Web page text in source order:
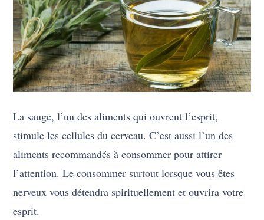
La sauge, l’un des aliments qui ouvrent l’esprit,
stimule les cellules du cerveau. C’est aussi l’un des
aliments recommandés à consommer pour attirer
l’attention. Le consommer surtout lorsque vous êtes
nerveux vous détendra spirituellement et ouvrira votre
esprit.